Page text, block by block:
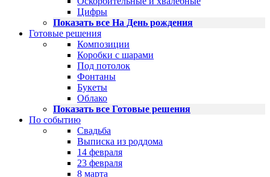
Цифры
Показать все На День рождения
Готовые решения
Композиции
Коробки с шарами
Под потолок
Фонтаны
Букеты
Облако
Показать все Готовые решения
По событию
Свадьба
Выписка из роддома
14 февраля
23 февраля
8 марта